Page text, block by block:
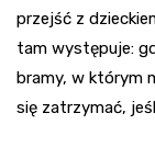
przejść z
tam występuje:
bramy, w którym
się zatrzymać,